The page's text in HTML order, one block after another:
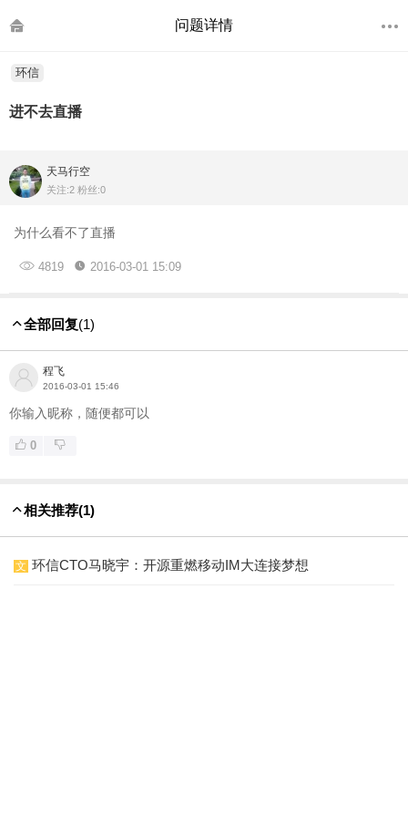
问题详情
环信
进不去直播
天马行空
关注:2 粉丝:0
为什么看不了直播
4819 2016-03-01 15:09
全部回复(1)
程飞
2016-03-01 15:46
你输入昵称，随便都可以
0
相关推荐(1)
文 环信CTO马晓宇：开源重燃移动IM大连接梦想